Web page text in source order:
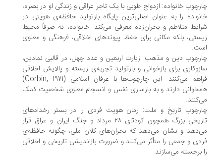
خانواده: ازدواج طوبی با یک تاجر عراقی و زندگی او در بصره،
را به عنوان اصلی‌ترین پایگاه بازتولید حافظه‌ی هویتی در
متلاطم و بحران‌زده معرفی می‌کند. خانواده، نه صرفاً محیط
بلکه مکانی برای حفظ پیوندهای اخلاقی، فرهنگی و معنوی
دین و مذهب: زیارت اربعین و عدد چهل، در قالبی نمادین،
برای بازخوانی و بازتولید تجربه‌ی زیسته و پالایش اخلاقی
فراهم می‌کنند. این چارچوب‌ها با عرفان اسلامی (Corbin, 1971)
دارند و به بازسازی نفس و انسجام معنوی شخصیت کمک
تاریخ و ملت: رمان هویت فردی را در بستر رخدادهای
تاریخی بزرگ همچون کودتای ۲۸ مرداد و جنگ ایران و عراق قرار
و نشان می‌دهد که بحران‌های کلان ملی، چگونه حافظه‌ی
و جمعی را متأثر می‌کنند و ضرورت بازاندیشی تاریخی و اخلاقی
برجسته می‌سازند.